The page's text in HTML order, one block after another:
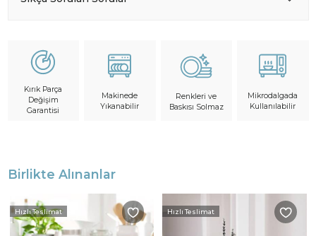
Kırık Parça
Değişim
Garantisi
Makinede
Yıkanabilir
Renkleri ve
Baskısı Solmaz
Mikrodalgada
Kullanılabilir
Birlikte Alınanlar
Hızlı Teslimat Hızlı Teslimat